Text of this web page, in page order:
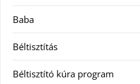
Baba
Béltisztítás
Béltisztító kúra program